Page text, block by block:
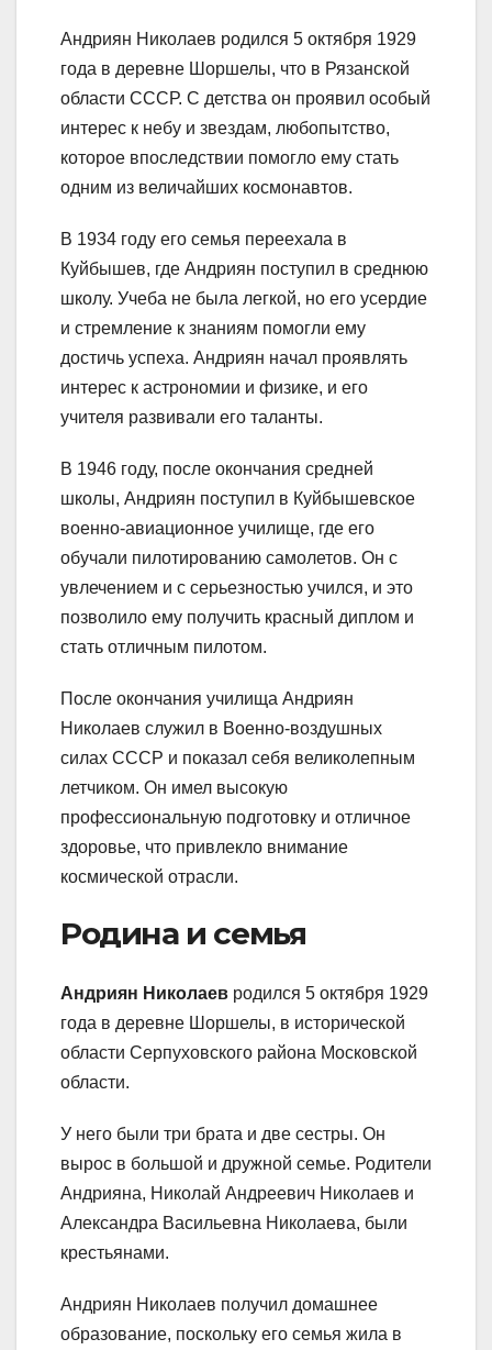
Андриян Николаев родился 5 октября 1929
года в деревне Шоршелы, что в Рязанской
области СССР. С детства он проявил особый
интерес к небу и звездам, любопытство,
которое впоследствии помогло ему стать
одним из величайших космонавтов.
В 1934 году его семья переехала в
Куйбышев, где Андриян поступил в среднюю
школу. Учеба не была легкой, но его усердие
и стремление к знаниям помогли ему
достичь успеха. Андриян начал проявлять
интерес к астрономии и физике, и его
учителя развивали его таланты.
В 1946 году, после окончания средней
школы, Андриян поступил в Куйбышевское
военно-авиационное училище, где его
обучали пилотированию самолетов. Он с
увлечением и с серьезностью учился, и это
позволило ему получить красный диплом и
стать отличным пилотом.
После окончания училища Андриян
Николаев служил в Военно-воздушных
силах СССР и показал себя великолепным
летчиком. Он имел высокую
профессиональную подготовку и отличное
здоровье, что привлекло внимание
космической отрасли.
Родина и семья
Андриян Николаев родился 5 октября 1929
года в деревне Шоршелы, в исторической
области Серпуховского района Московской
области.
У него были три брата и две сестры. Он
вырос в большой и дружной семье. Родители
Андрияна, Николай Андреевич Николаев и
Александра Васильевна Николаева, были
крестьянами.
Андриян Николаев получил домашнее
образование, поскольку его семья жила в